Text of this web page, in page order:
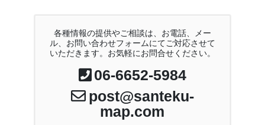
各種情報の提供やご相談は、お電話、メー
ル、お問い合わせフォームにてご対応させて
いただきます。お気軽にお問合せください。
06-6652-5984
post@santeku-
map.com